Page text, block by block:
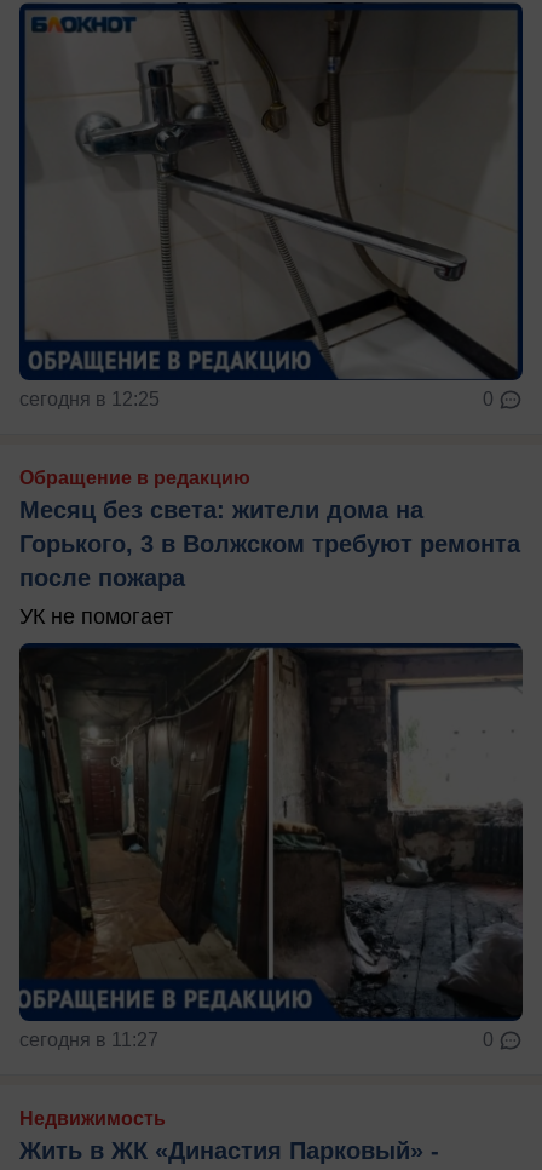
сегодня в 12:25 0
Обращение в редакцию
Месяц без света: жители дома на
Горького, 3 в Волжском требуют ремонта
после пожара
УК не помогает
сегодня в 11:27 0
Недвижимость
Жить в ЖК «Династия Парковый» -